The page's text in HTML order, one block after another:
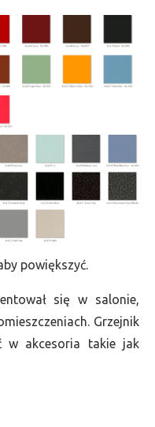
powiększyć.
się w salonie,
Grzejnik
w akcesoria takie jak